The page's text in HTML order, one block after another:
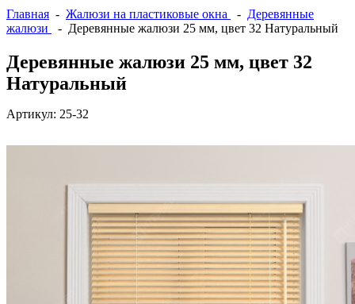
Главная - Жалюзи на пластиковые окна - Деревянные
жалюзи
- Деревянные жалюзи 25 мм, цвет 32 Натуральный
Деревянные жалюзи 25 мм, цвет 32
Натуральный
Артикул: 25-32